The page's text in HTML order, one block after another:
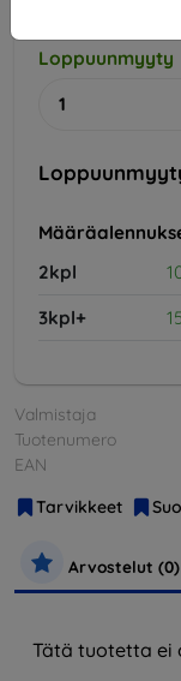
Loppuunmyyty
2kpl
3kpl+
Valmistaja
Tuotenumero
EAN
Tarvikkeet
Arvostelut (0)
Tätä tuotetta ei